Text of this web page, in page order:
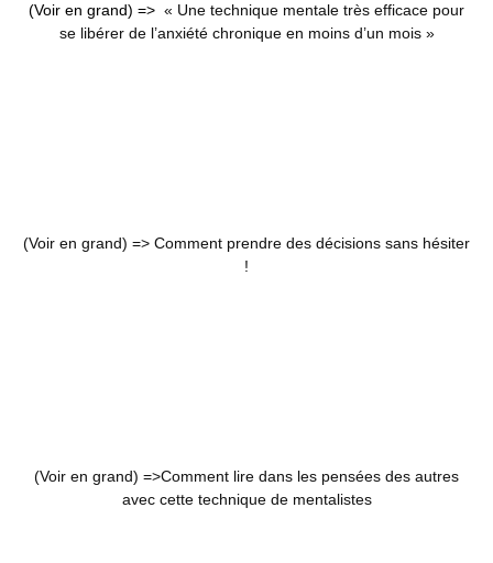
(Voir en grand) => « Une technique mentale très efficace pour
se libérer de l’anxiété chronique en moins d’un mois »
(Voir en grand) => Comment prendre des décisions sans hésiter
!
(Voir en grand) =>Comment lire dans les pensées des autres
avec cette technique de mentalistes